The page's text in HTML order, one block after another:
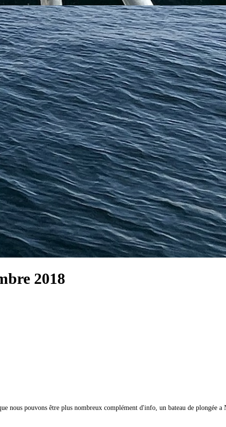
2018
nous pouvons être plus nombreux complément d'info, un bateau de plongée